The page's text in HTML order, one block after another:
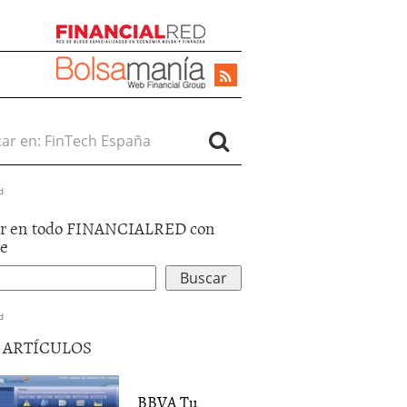
en:
en todo FINANCIALRED con
ARTÍCULOS
BBVA Tu